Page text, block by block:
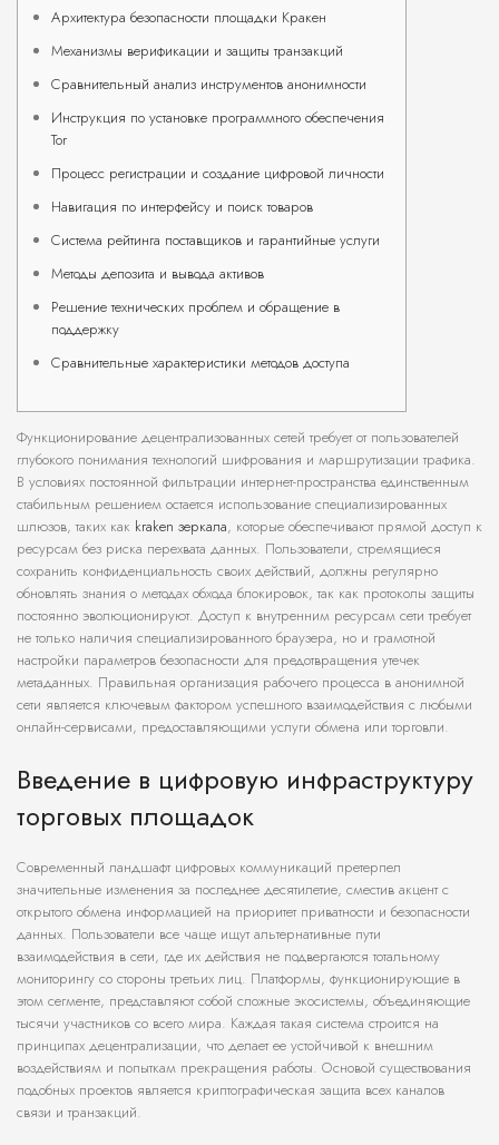
Архитектура безопасности площадки Кракен
Механизмы верификации и защиты транзакций
Сравнительный анализ инструментов анонимности
Инструкция по установке программного обеспечения
Tor
Процесс регистрации и создание цифровой личности
Навигация по интерфейсу и поиск товаров
Система рейтинга поставщиков и гарантийные услуги
Методы депозита и вывода активов
Решение технических проблем и обращение в
поддержку
Сравнительные характеристики методов доступа
Функционирование децентрализованных сетей требует от пользователей
глубокого понимания технологий шифрования и маршрутизации трафика.
В условиях постоянной фильтрации интернет-пространства единственным
стабильным решением остается использование специализированных
шлюзов, таких как kraken зеркала, которые обеспечивают прямой доступ к
ресурсам без риска перехвата данных. Пользователи, стремящиеся
сохранить конфиденциальность своих действий, должны регулярно
обновлять знания о методах обхода блокировок, так как протоколы защиты
постоянно эволюционируют. Доступ к внутренним ресурсам сети требует
не только наличия специализированного браузера, но и грамотной
настройки параметров безопасности для предотвращения утечек
метаданных. Правильная организация рабочего процесса в анонимной
сети является ключевым фактором успешного взаимодействия с любыми
онлайн-сервисами, предоставляющими услуги обмена или торговли.
Введение в цифровую инфраструктуру
торговых площадок
Современный ландшафт цифровых коммуникаций претерпел
значительные изменения за последнее десятилетие, сместив акцент с
открытого обмена информацией на приоритет приватности и безопасности
данных. Пользователи все чаще ищут альтернативные пути
взаимодействия в сети, где их действия не подвергаются тотальному
мониторингу со стороны третьих лиц. Платформы, функционирующие в
этом сегменте, представляют собой сложные экосистемы, объединяющие
тысячи участников со всего мира. Каждая такая система строится на
принципах децентрализации, что делает ее устойчивой к внешним
воздействиям и попыткам прекращения работы. Основой существования
подобных проектов является криптографическая защита всех каналов
связи и транзакций.